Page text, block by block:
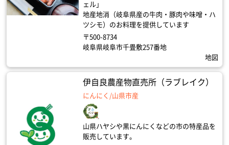
ェル」
地産地消（岐阜県産の牛肉・豚肉や味噌・ハ
ツシモ）のお料理を提供しています
〒500-8734
岐阜県岐阜市千畳敷257番地
地図
伊自良農産物直売所（ラブレイク）
にんにく/山県市産
山県ハヤシや黒にんにくなどの市の特産品を
販売しています。